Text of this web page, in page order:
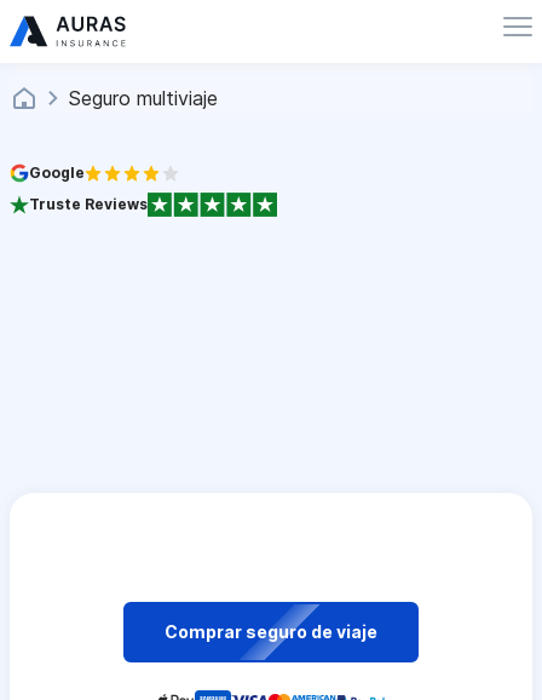
Seguro multiviaje
Google
Truste Reviews
Comprar seguro de viaje